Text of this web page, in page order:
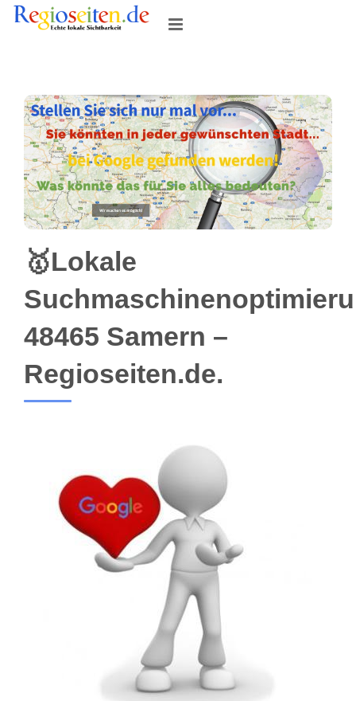
Skip
🥇Lokale
48465 Samern –
Regioseiten.de.